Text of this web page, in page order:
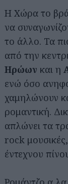
Η Χώρα το
να
το άλλο. Τα
από την
Ηρώων και η
ενώ όσο
χαμηλώνουν
ρομαντική.
απλώνει τα
rock
έντεχνου